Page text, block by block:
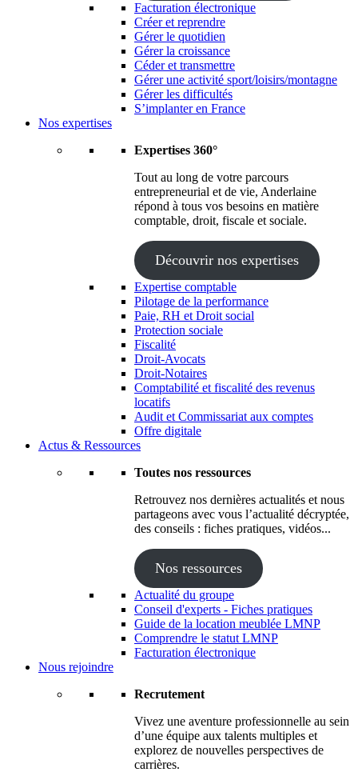
Facturation électronique
Créer et reprendre
Gérer le quotidien
Gérer la croissance
Céder et transmettre
Gérer une activité sport/loisirs/montagne
Gérer les difficultés
S’implanter en France
Nos expertises
Expertises 360°
Tout au long de votre parcours
entrepreneurial et de vie, Anderlaine
répond à tous vos besoins en matière
comptable, droit, fiscale et sociale.
Découvrir nos expertises
Expertise comptable
Pilotage de la performance
Paie, RH et Droit social
Protection sociale
Fiscalité
Droit-Avocats
Droit-Notaires
Comptabilité et fiscalité des revenus
locatifs
Audit et Commissariat aux comptes
Offre digitale
Actus & Ressources
Toutes nos ressources
Retrouvez nos dernières actualités et nous
partageons avec vous l’actualité décryptée,
des conseils : fiches pratiques, vidéos...
Nos ressources
Actualité du groupe
Conseil d'experts - Fiches pratiques
Guide de la location meublée LMNP
Comprendre le statut LMNP
Facturation électronique
Nous rejoindre
Recrutement
Vivez une aventure professionnelle au sein
d’une équipe aux talents multiples et
explorez de nouvelles perspectives de
carrières.